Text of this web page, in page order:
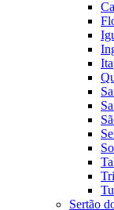
Sertão